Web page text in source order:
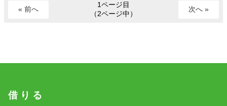
« 前へ
1ページ目
（2ページ中）
次へ »
借 り る